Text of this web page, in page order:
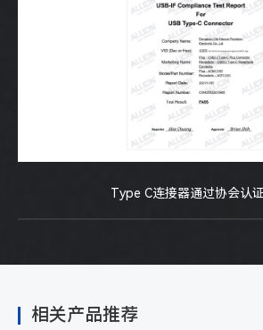
Type C连接器通过协会认
相关产品推荐